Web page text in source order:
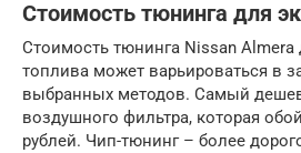
Стоимость тюнинга для
Стоимость тюнинга Nissan
топлива может варьироваться в
выбранных методов. Самый
воздушного фильтра, которая
рублей. Чип-тюнинг – более